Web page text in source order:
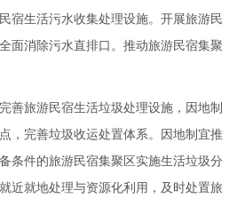
宿生活污水收集处理设施。开展旅游民
面消除污水直排口。推动旅游民宿集聚
善旅游民宿生活垃圾处理设施，因地制
，完善垃圾收运处置体系。因地制宜推
条件的旅游民宿集聚区实施生活垃圾分
近就地处理与资源化利用，及时处置旅